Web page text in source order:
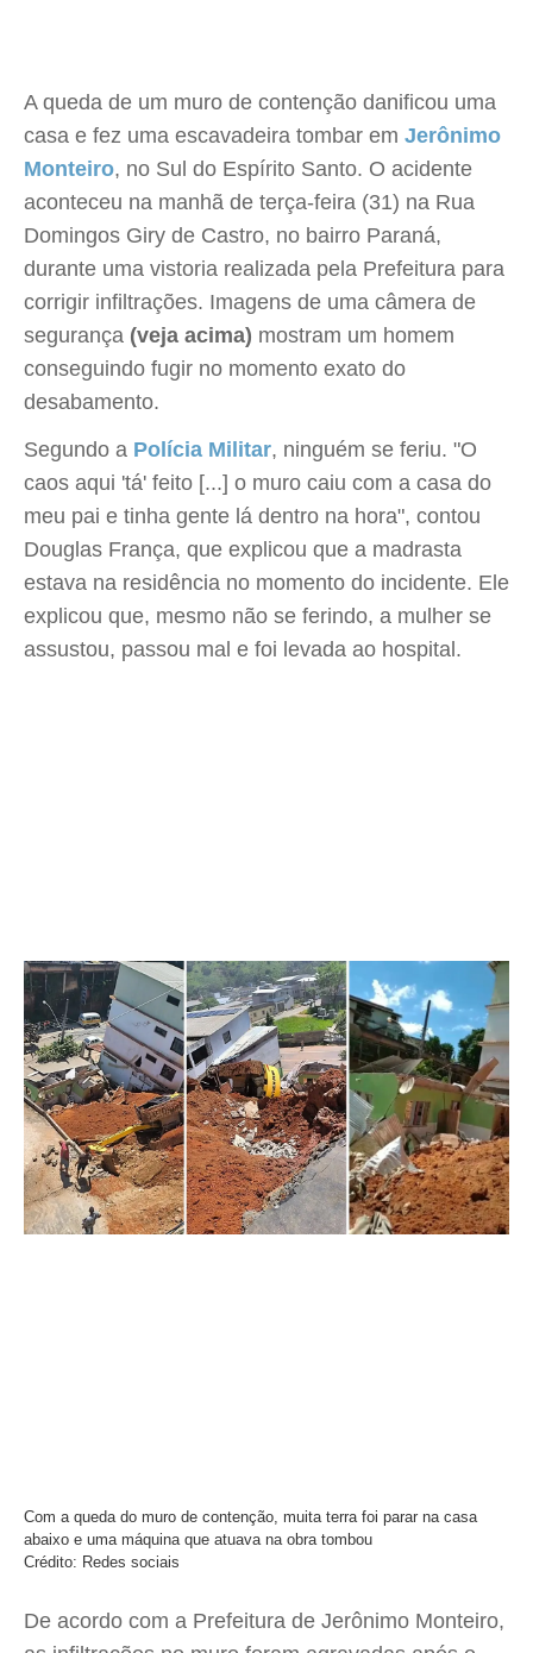
A queda de um muro de contenção danificou uma
casa e fez uma escavadeira tombar em Jerônimo
Monteiro, no Sul do Espírito Santo. O acidente
aconteceu na manhã de terça-feira (31) na Rua
Domingos Giry de Castro, no bairro Paraná,
durante uma vistoria realizada pela Prefeitura para
corrigir infiltrações. Imagens de uma câmera de
segurança (veja acima) mostram um homem
conseguindo fugir no momento exato do
desabamento.
Segundo a Polícia Militar, ninguém se feriu. "O
caos aqui 'tá' feito [...] o muro caiu com a casa do
meu pai e tinha gente lá dentro na hora", contou
Douglas França, que explicou que a madrasta
estava na residência no momento do incidente. Ele
explicou que, mesmo não se ferindo, a mulher se
assustou, passou mal e foi levada ao hospital.
Com a queda do muro de contenção, muita terra foi parar na casa
abaixo e uma máquina que atuava na obra tombou
Crédito: Redes sociais
De acordo com a Prefeitura de Jerônimo Monteiro,